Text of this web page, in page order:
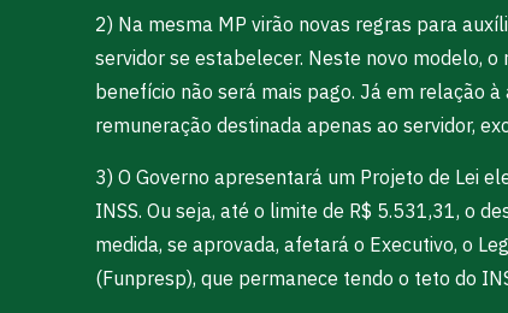
2) Na mesma MP virão novas regras para
servidor se estabelecer. Neste novo modelo,
benefício não será mais pago. Já em relação
remuneração destinada apenas ao servidor,
3) O Governo apresentará um Projeto de Lei
INSS. Ou seja, até o limite de R$ 5.531,31, o
medida, se aprovada, afetará o Executivo, o
(Funpresp), que permanece tendo o teto do